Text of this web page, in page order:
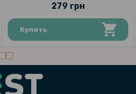
SoftGlass Full Cover PMMA для
279 грн
Купить